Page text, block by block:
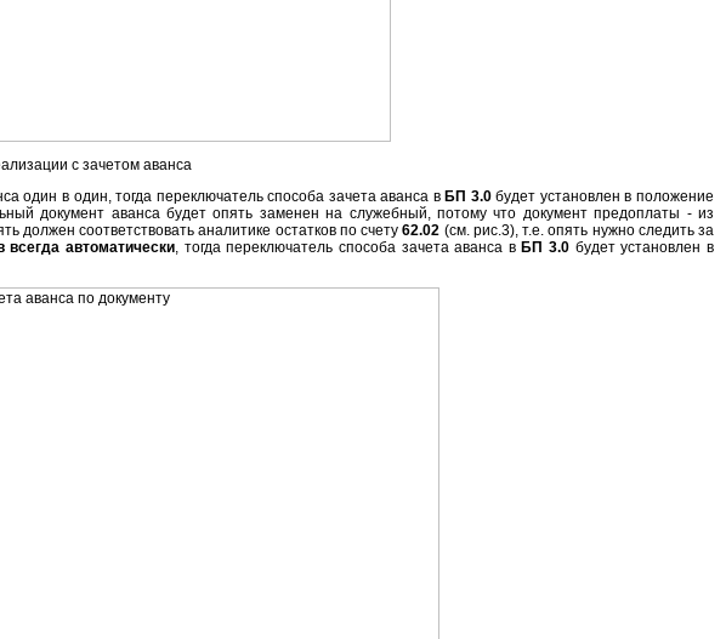
с зачетом аванса
в один, тогда переключатель способа зачета аванса в БП 3.0будет установлен в положение
документ аванса будет опять заменен на служебный, потому что документ предоплаты - из
должен соответствовать аналитике остатков по счету62.02 (см. рис.3), т.е. опять нужно следить за
всегда автоматически, тогда переключатель способа зачета аванса в БП 3.0 будет установлен в